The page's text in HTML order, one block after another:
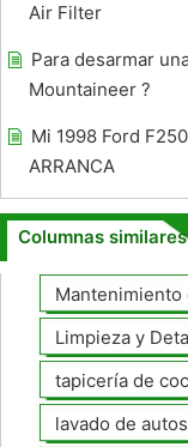
Air Filter
Para desarmar
Mountaineer ?
Mi 1998 Ford
ARRANCA
Columnas similares
Mantenimiento
Limpieza y
tapicería de
lavado de autos